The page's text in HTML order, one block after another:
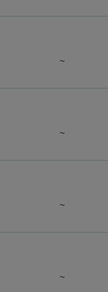
~
~
~
~